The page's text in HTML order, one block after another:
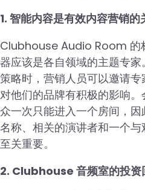
1. 智能内容是有效内容营销的
Clubhouse Audio Room 的
器应该是各自领域的主题专
策略时，营销人员可以邀请
对他们的品牌有积极的影响
众一次只能进入一个房间，
名称、相关的演讲者和一个
至关重要。
2. Clubhouse 音频室的投资